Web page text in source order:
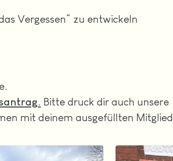
Vergessen“ zu entwickeln
. Bitte druck dir auch unsere
mit deinem ausgefüllten